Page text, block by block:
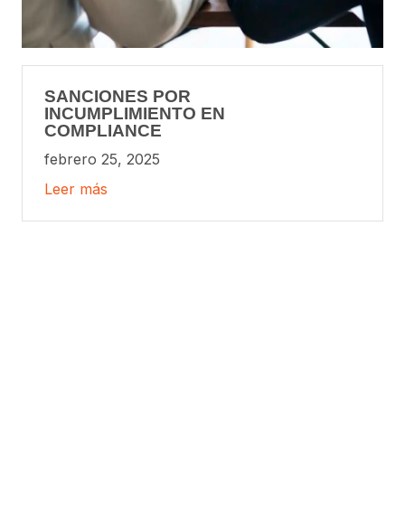
SANCIONES POR
INCUMPLIMIENTO EN
COMPLIANCE
febrero 25, 2025
Leer más